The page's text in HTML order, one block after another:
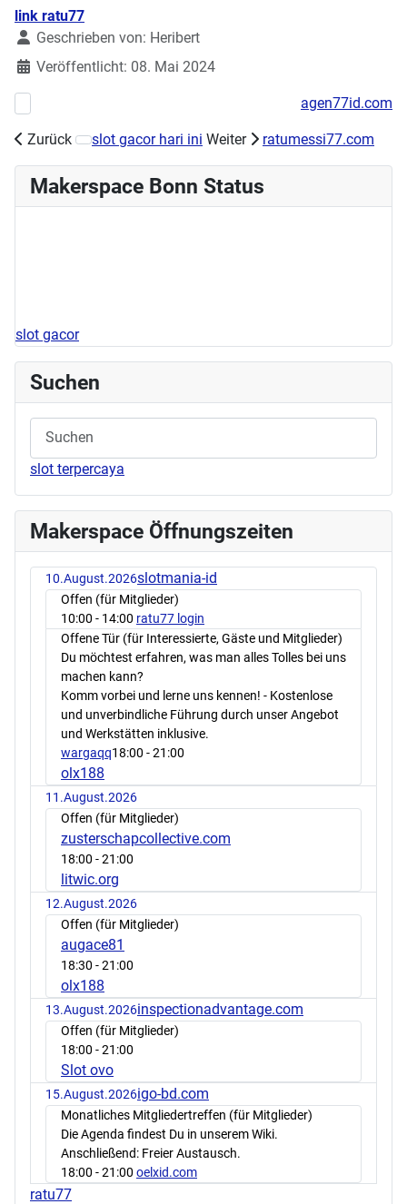
Details
link ratu77
Geschrieben von: Heribert
Veröffentlicht: 08. Mai 2024
Vorheriger Beitrag: Stick/Nähworkshop am 11.05.2024agen77id.com
Zurück
Nächster Beitrag: Stick/Nähworkshop am 05.05.2024
slot gacor hari ini Weiter ratumessi77.com
Makerspace Bonn Status
slot gacor
Suchen
slot terpercaya
Makerspace Öffnungszeiten
10.August.2026slotmania-id
Offen (für Mitglieder)
10:00 - 14:00 ratu77 login
Offene Tür (für Interessierte, Gäste und Mitglieder)
Du möchtest erfahren, was man alles Tolles bei uns
machen kann?
Komm vorbei und lerne uns kennen! - Kostenlose
und unverbindliche Führung durch unser Angebot
und Werkstätten inklusive.
wargaqq18:00 - 21:00
olx188
11.August.2026
Offen (für Mitglieder)
zusterschapcollective.com
18:00 - 21:00
litwic.org
12.August.2026
Offen (für Mitglieder)
augace81
18:30 - 21:00
olx188
13.August.2026inspectionadvantage.com
Offen (für Mitglieder)
18:00 - 21:00
Slot ovo
15.August.2026igo-bd.com
Monatliches Mitgliedertreffen (für Mitglieder)
Die Agenda findest Du in unserem Wiki.
Anschließend: Freier Austausch.
18:00 - 21:00 oelxid.com
ratu77